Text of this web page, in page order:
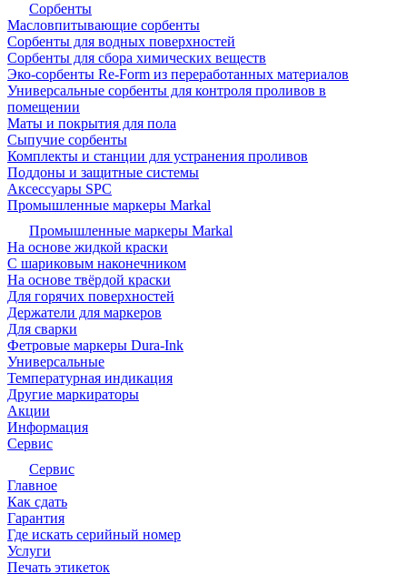
Сорбенты
Масловпитывающие сорбенты
Сорбенты для водных поверхностей
Сорбенты для сбора химических веществ
Эко-сорбенты Re-Form из переработанных материалов
Универсальные сорбенты для контроля проливов в
помещении
Маты и покрытия для пола
Сыпучие сорбенты
Комплекты и станции для устранения проливов
Поддоны и защитные системы
Аксессуары SPC
Промышленные маркеры Markal
Промышленные маркеры Markal
На основе жидкой краски
С шариковым наконечником
На основе твёрдой краски
Для горячих поверхностей
Держатели для маркеров
Для сварки
Фетровые маркеры Dura-Ink
Универсальные
Температурная индикация
Другие маркираторы
Акции
Информация
Сервис
Сервис
Главное
Как сдать
Гарантия
Где искать серийный номер
Услуги
Печать этикеток